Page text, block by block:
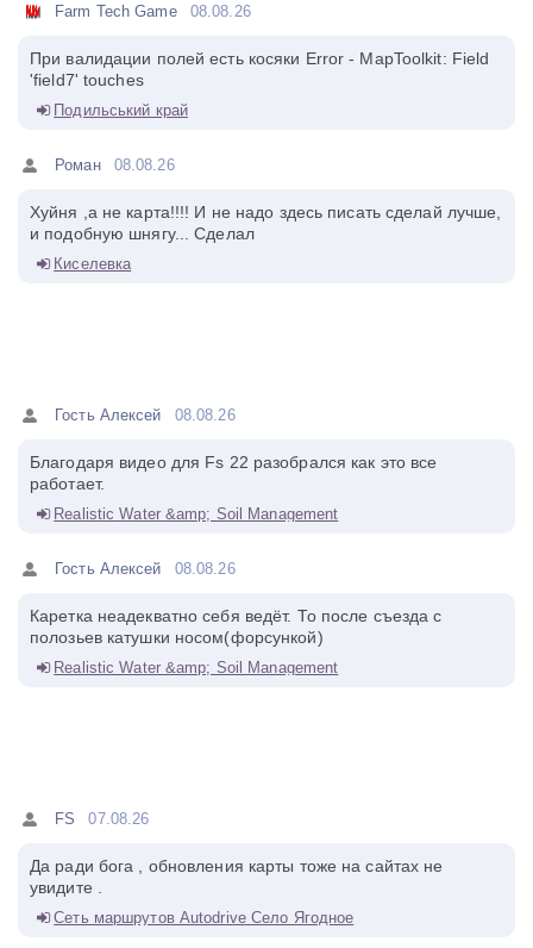
Farm Tech Game 08.08.26
При валидации полей есть косяки Error - MapToolkit: Field
'field7' touches
Подильський край
Роман 08.08.26
Хуйня ,а не карта!!!! И не надо здесь писать сделай лучше,
и подобную шнягу... Сделал
Киселевка
Гость Алексей 08.08.26
Благодаря видео для Fs 22 разобрался как это все
работает.
Realistic Water &amp; Soil Management
Гость Алексей 08.08.26
Каретка неадекватно себя ведёт. То после съезда с
полозьев катушки носом(форсункой)
Realistic Water &amp; Soil Management
FS 07.08.26
Да ради бога , обновления карты тоже на сайтах не
увидите .
Сеть маршрутов Autodrive Село Ягодное